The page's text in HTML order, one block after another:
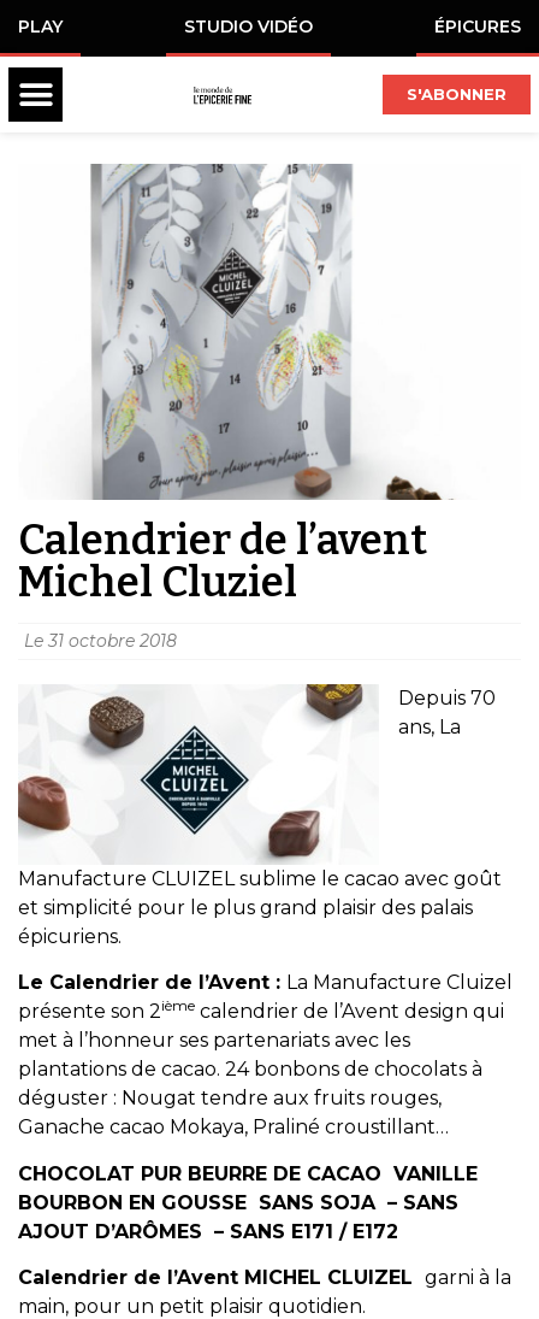
PLAY STUDIO VIDÉO ÉPICURES
S'ABONNER
Calendrier de l’avent
Michel Cluziel
Le 31 octobre 2018
Depuis 70
ans, La
Manufacture CLUIZEL sublime le cacao avec goût
et simplicité pour le plus grand plaisir des palais
épicuriens.
Le Calendrier de l’Avent : La Manufacture Cluizel
présente son 2ième calendrier de l’Avent design qui
met à l’honneur ses partenariats avec les
plantations de cacao. 24 bonbons de chocolats à
déguster : Nougat tendre aux fruits rouges,
Ganache cacao Mokaya, Praliné croustillant…
CHOCOLAT PUR BEURRE DE CACAO VANILLE
BOURBON EN GOUSSE SANS SOJA – SANS
AJOUT D’ARÔMES – SANS E171 / E172
Calendrier de l’Avent MICHEL CLUIZEL garni à la
main, pour un petit plaisir quotidien.